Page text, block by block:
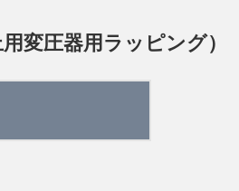
変圧器用ラッピング）